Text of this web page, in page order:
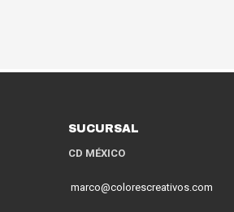
SUCURSAL
CD MÉXICO
marco@colorescreativos.com